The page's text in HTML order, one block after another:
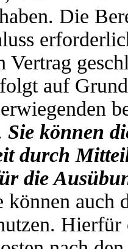
Die
Vertrag
auf
Sie können
durch
die
können auch
Hierfür